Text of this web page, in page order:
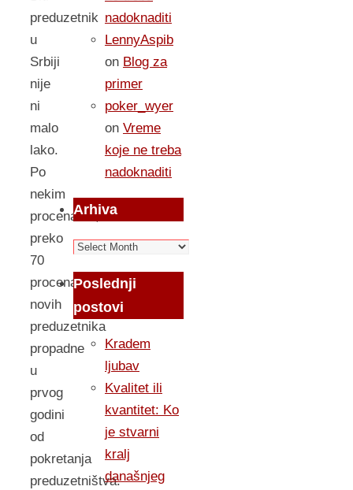
preduzetnik
u
Srbiji
nije
ni
malo
lako.
Po
nekim
procenama,
preko
70
procenata
novih
preduzetnika
propadne
u
prvog
godini
od
pokretanja
preduzetništva.
nadoknaditi
LennyAspib
on Blog za
primer
poker_wyer
on Vreme
koje ne treba
nadoknaditi
Arhiva
Arhiva
Poslednji
postovi
Kradem
ljubav
Kvalitet ili
kvantitet: Ko
je stvarni
kralj
današnjeg